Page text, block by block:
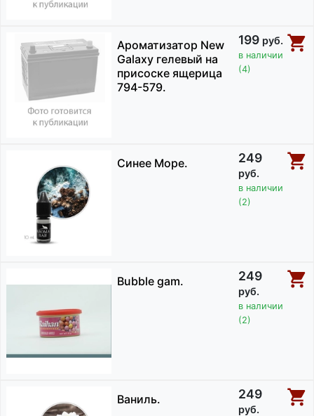
Ароматизатор New
Galaxy гелевый на
присоске ящерица
794-579.
199 руб.
в наличии
(4)
Синее Море. 249
руб.
в наличии
(2)
Bubble gam. 249
руб.
в наличии
(2)
Ваниль. 249
руб.